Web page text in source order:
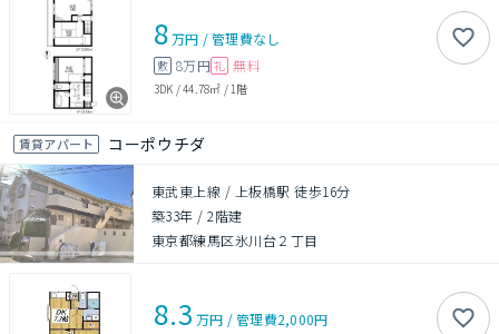
8万円 /管理費なし
敷 8万円 礼 無料
3DK /44.78㎡ / 1階
賃貸アパート コーポウチダ
東武東上線 / 上板橋駅 徒歩16分
築33年 /2階建
東京都練馬区氷川台２丁目
8.3 万円 /管理費2,000円